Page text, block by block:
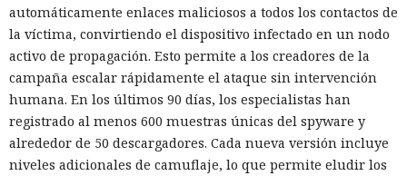
automáticamente enlaces maliciosos a todos los contactos de
la víctima, convirtiendo el dispositivo infectado en un nodo
activo de propagación. Esto permite a los creadores de la
campaña escalar rápidamente el ataque sin intervención
humana. En los últimos 90 días, los especialistas han
registrado al menos 600 muestras únicas del spyware y
alrededor de 50 descargadores. Cada nueva versión incluye
niveles adicionales de camuflaje, lo que permite eludir los